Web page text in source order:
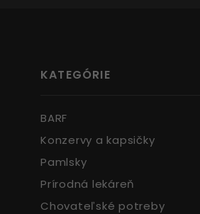
KATEGÓRIE
BARF
Konzervy a kapsičky
Pamlsky
Prírodná lekáreň
Chovateľské potreby